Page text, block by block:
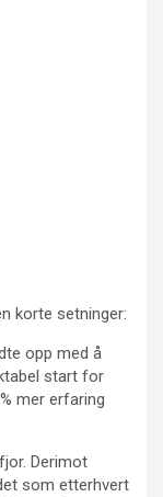
korte setninger:
opp med å
start for
mer erfaring
Derimot
som etterhvert